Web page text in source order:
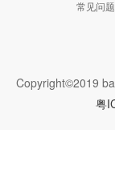
常见问题
Copyright©2019
粤